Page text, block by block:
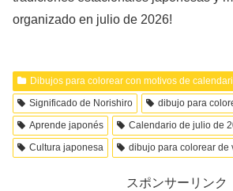
organizado en julio de 2026!
Dibujos para colorear con motivos de
Significado de Norishiro
dibujo para
Aprende japonés
Calendario de julio de
Cultura japonesa
dibujo para colorear de
スポンサーリンク